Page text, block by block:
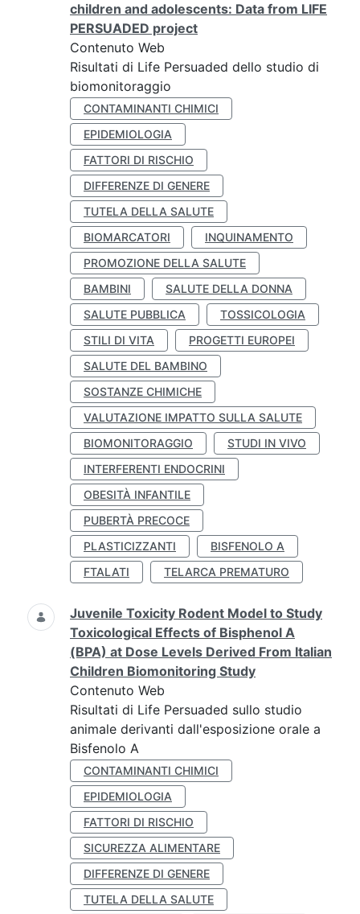
children and adolescents: Data from LIFE
PERSUADED project
Contenuto Web
Risultati di Life Persuaded dello studio di
biomonitoraggio
CONTAMINANTI CHIMICI
EPIDEMIOLOGIA
FATTORI DI RISCHIO
DIFFERENZE DI GENERE
TUTELA DELLA SALUTE
BIOMARCATORI
INQUINAMENTO
PROMOZIONE DELLA SALUTE
BAMBINI
SALUTE DELLA DONNA
SALUTE PUBBLICA
TOSSICOLOGIA
STILI DI VITA
PROGETTI EUROPEI
SALUTE DEL BAMBINO
SOSTANZE CHIMICHE
VALUTAZIONE IMPATTO SULLA SALUTE
BIOMONITORAGGIO
STUDI IN VIVO
INTERFERENTI ENDOCRINI
OBESITÀ INFANTILE
PUBERTÀ PRECOCE
PLASTICIZZANTI
BISFENOLO A
FTALATI
TELARCA PREMATURO
Juvenile Toxicity Rodent Model to Study
Toxicological Effects of Bisphenol A
(BPA) at Dose Levels Derived From Italian
Children Biomonitoring Study
Contenuto Web
Risultati di Life Persuaded sullo studio
animale derivanti dall'esposizione orale a
Bisfenolo A
CONTAMINANTI CHIMICI
EPIDEMIOLOGIA
FATTORI DI RISCHIO
SICUREZZA ALIMENTARE
DIFFERENZE DI GENERE
TUTELA DELLA SALUTE